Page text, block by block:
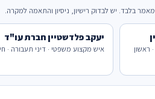
בלבד. יש לבדוק רישיון, ניסיון והתאמה למקרה.
ראשון
יעקב פלדשטיין חברת עו"ד
איש מקצוע משפטי · דיני תעבורה ·